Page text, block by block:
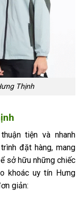
Thịnh
tiện và nhanh
đặt hàng, mang
sở hữu những chiếc
khoác uy tín Hưng
giản: